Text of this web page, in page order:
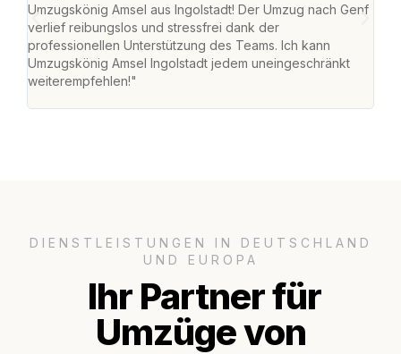
Umzugskönig Amsel aus Ingolstadt! Der Umzug nach Genf
verlief reibungslos und stressfrei dank der
professionellen Unterstützung des Teams. Ich kann
Umzugskönig Amsel Ingolstadt jedem uneingeschränkt
weiterempfehlen!"
DIENSTLEISTUNGEN IN DEUTSCHLAND
UND EUROPA
Ihr Partner für
Umzüge von